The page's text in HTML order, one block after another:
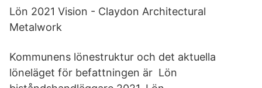
Lön 2021 Vision - Claydon Architectural
Metalwork
Kommunens lönestruktur och det aktuella
löneläget för befattningen är Lön